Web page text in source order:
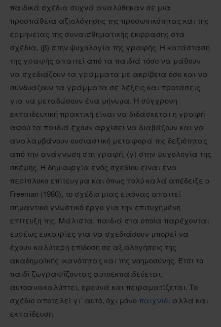
παιδικά σχέδια συχνά αναλύθηκαν σε μια
προσπάθεια αξιολόγησης της προσωπικότητας και της
ερμηνείας της συναισθηματικής έκφρασης στα
σχέδια, (β) στην ψυχολογία της γραφής. Η κατάσταση
της γραφής απαιτεί από τα παιδιά τόσο να μάθουν
να σχεδιάζουν τα γράμματα με ακρίβεια όσο και να
συνδυάζουν τα γράμματα σε λέξεις και προτάσεις
για να μεταδώσουν ένα μήνυμα. Η σύγχρονη
εκπαιδευτική πρακτική είναι να διδάσκεται η γραφή
αφού τα παιδιά έχουν αρχίσει να διαβάζουν και να
αναλαμβάνουν ουσιαστική μεταφορά της δεξιότητας
από την ανάγνωση στη γραφή, (γ) στην ψυχολογία της
σκέψης. Η δημιουργία ενός σχεδίου είναι ένα
περίπλοκο επίτευγμα και όπως πολύ καλά απέδειξε ο
Freeman (1980), το σχέδιο μιας εικόνας απαιτεί
σημαντικό γνωστικό έργο για την επιτυχημένη
επίτευξη της. Μάλιστα, παιδιά στα οποία παρέχονται
ευρέως ευκαιρίες για να σχεδιάσουν μπορεί να
έχουν καλύτερη επίδοση σε αξιολογήσεις της
ακαδημαϊκής ικανότητας και της νοημοσύνης. Έτσι το
παιδί ζωγραφίζοντας αυτοεκπαιδεύεται,
αυτοανακαλύπτει, ερευνά και πειραματίζεται. Το
σχέδιο αποτελεί γι΄ αυτό, όχι μόνο παιχνίδι αλλά και
εκπαίδευση.